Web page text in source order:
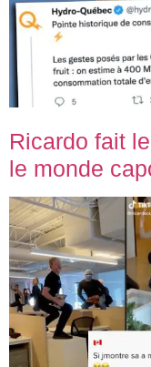
Ricardo fait
le monde